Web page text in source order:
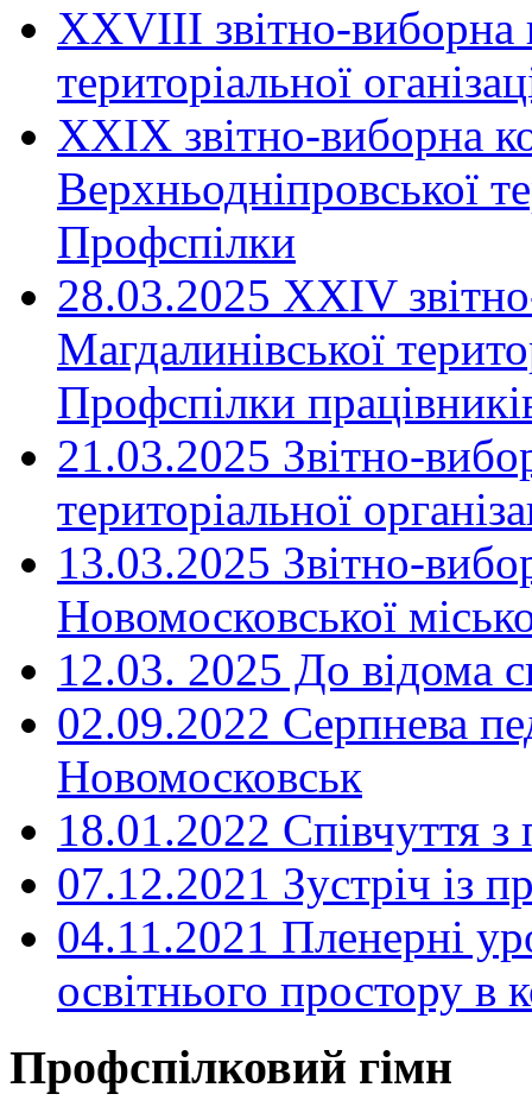
ХХVIII звітно-виборна
територіальної
XXIX звітно-виборна
Верхньодніпровської
Профспілки
28.03.2025 ХХІV
Магдалинівської
Профспілки
21.03.2025 Звітно-
територіальної
13.03.2025 Звітно-
Новомосковської
12.03. 2025 До відома
02.09.2022 Серпнева
Новомосковськ
18.01.2022 Співчуття з
07.12.2021 Зустріч із
04.11.2021 Пленерні
освітнього простору
Профспілковий гімн